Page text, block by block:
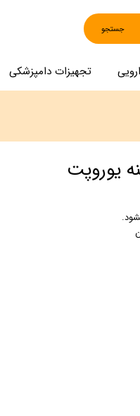
تجهیزات دامپزشکی
جستجو
یوروپت